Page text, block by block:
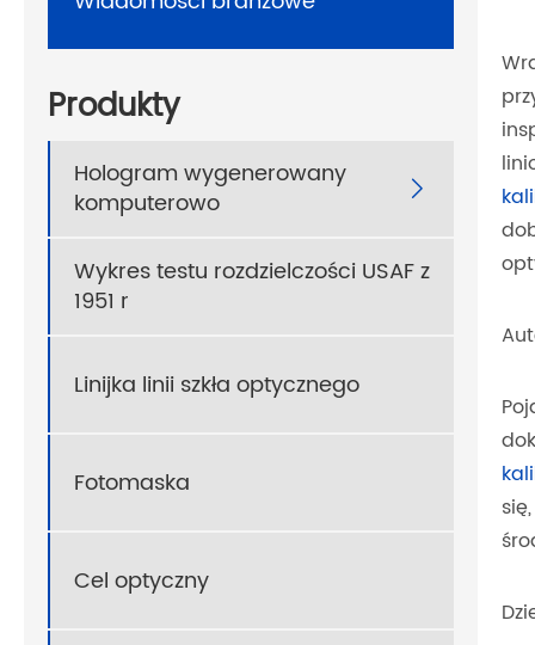
Produkty
Hologram wygenerowany
komputerowo

Wykres testu rozdzielczości USAF z
1951 r
Linijka linii szkła optycznego
Fotomaska
Cel optyczny